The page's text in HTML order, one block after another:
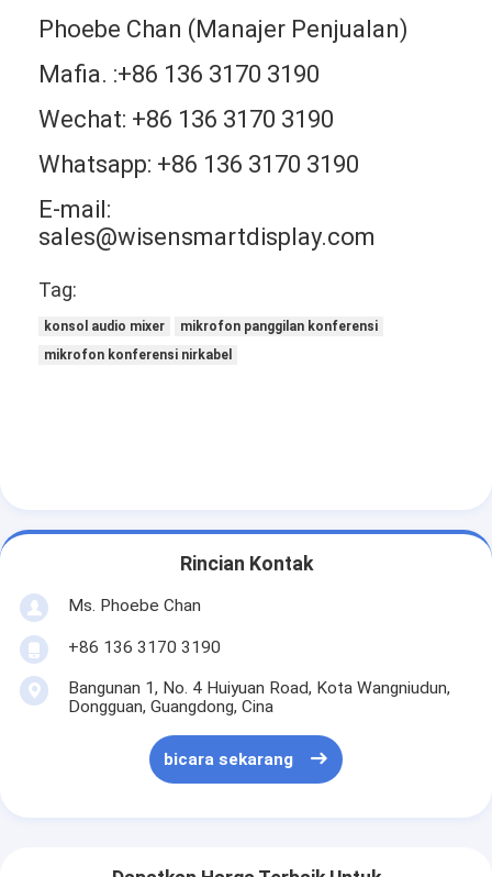
Phoebe Chan (Manajer Penjualan)
Mafia. :+86 136 3170 3190
Wechat: +86 136 3170 3190
Whatsapp: +86 136 3170 3190
E-mail:
sales@wisensmartdisplay.com
Tag:
konsol audio mixer
mikrofon panggilan konferensi
mikrofon konferensi nirkabel
Rincian Kontak
Ms. Phoebe Chan
+86 136 3170 3190
Bangunan 1, No. 4 Huiyuan Road, Kota Wangniudun,
Dongguan, Guangdong, Cina
bicara sekarang